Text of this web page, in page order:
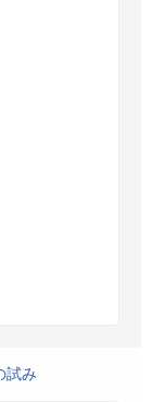
試み